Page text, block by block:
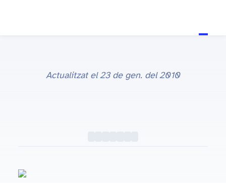
Actualitzat el23 de gen. del 2010